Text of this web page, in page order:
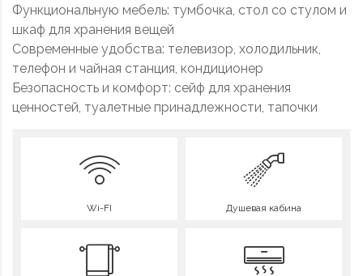
Wi-FI Душевая кабина
Функциональную мебель: тумбочка, стол со стулом и
шкаф для хранения вещей
Современные удобства: телевизор, холодильник,
телефон и чайная станция, кондиционер
Безопасность и комфорт: сейф для хранения
ценностей, туалетные принадлежности, тапочки